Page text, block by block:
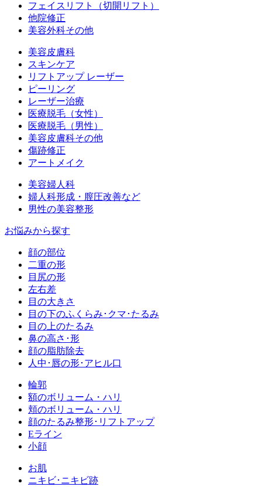
フェイスリフト（切開リフト）
他院修正
美容外科その他
美容皮膚科
スキンケア
リフトアップ レーザー
ピーリング
レーザー治療
医療脱毛（女性）
医療脱毛（男性）
美容皮膚科その他
傷跡修正
アートメイク
美容婦人科
婦人科形成・膣圧改善など
男性の美容整形
お悩みから探す
顔の部位
二重の形
目尻の形
左右差
目の大きさ
目の下のふくらみ･クマ･たるみ
目の上のたるみ
鼻の高さ･形
顔の脂肪除去
人中･唇の形･アヒル口
輪郭
額のボリューム・ハリ
頬のボリューム・ハリ
顔のたるみ整形･リフトアップ
Eライン
小顔
お肌
ニキビ･ニキビ跡